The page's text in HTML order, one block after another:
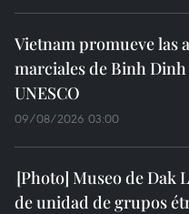
Vietnam promueve las
marciales de Binh Dinh
UNESCO
09/08/2026 03:00
Museo de Dak
de unidad de grupos